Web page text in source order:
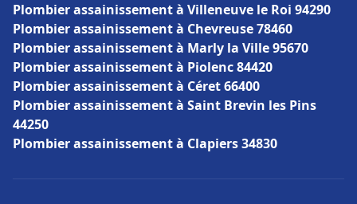
Plombier assainissement à Villeneuve le Roi 94290
Plombier assainissement à Chevreuse 78460
Plombier assainissement à Marly la Ville 95670
Plombier assainissement à Piolenc 84420
Plombier assainissement à Céret 66400
Plombier assainissement à Saint Brevin les Pins
44250
Plombier assainissement à Clapiers 34830